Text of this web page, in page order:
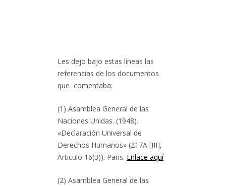
Les dejo bajo estas líneas las
referencias de los documentos
que comentaba:
(1) Asamblea General de las
Naciones Unidas. (1948).
«Declaración Universal de
Derechos Humanos» (217A [III],
Articulo 16(3)). Paris. Enlace aquí
(2) Asamblea General de las